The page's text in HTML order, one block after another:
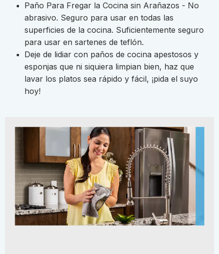
Paño Para Fregar la Cocina sin Arañazos - No
abrasivo. Seguro para usar en todas las
superficies de la cocina. Suficientemente seguro
para usar en sartenes de teflón.
Deje de lidiar con paños de cocina apestosos y
esponjas que ni siquiera limpian bien, haz que
lavar los platos sea rápido y fácil, ¡pida el suyo
hoy!